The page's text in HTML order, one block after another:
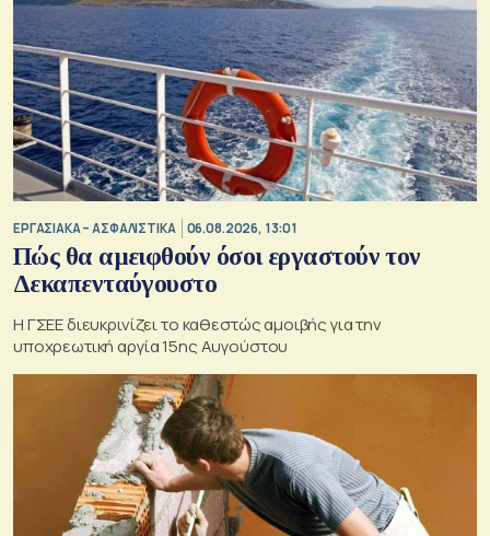
ΕΡΓΑΣΙΑΚΑ – ΑΣΦΑΛΙΣΤΙΚΑ 06.08.2026, 13:01
Πώς θα αμειφθούν όσοι εργαστούν τον
Δεκαπενταύγουστο
Η ΓΣΕΕ διευκρινίζει το καθεστώς αμοιβής για την
υποχρεωτική αργία 15ης Αυγούστου